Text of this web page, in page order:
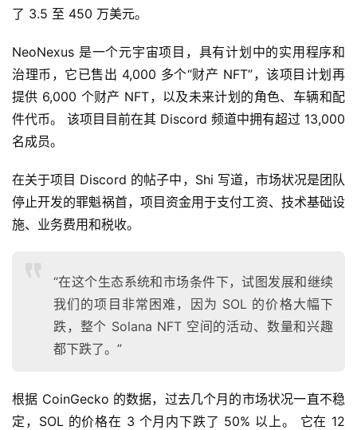
了 3.5 至 450 万美元。
NeoNexus 是一个元宇宙项目，具有计划中的实用程序和
治理币，它已售出 4,000 多个“财产 NFT”，该项目计划再
提供 6,000 个财产 NFT，以及未来计划的角色、车辆和配
件代币。 该项目目前在其 Discord 频道中拥有超过 13,000
名成员。
在关于项目 Discord 的帖子中，Shi 写道，市场状况是团队
停止开发的罪魁祸首，项目资金用于支付工资、技术基础设
施、业务费用和税收。
“在这个生态系统和市场条件下，试图发展和继续
我们的项目非常困难，因为 SOL 的价格大幅下
跌，整个 Solana NFT 空间的活动、数量和兴趣
都下跌了。”
根据 CoinGecko 的数据，过去几个月的市场状况一直不稳
定，SOL 的价格在 3 个月内下跌了 50% 以上。 它在 12